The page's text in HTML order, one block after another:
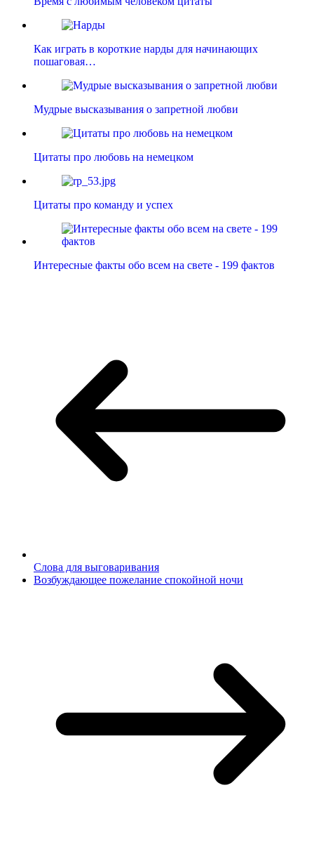
Как играть в короткие нарды для начинающих
пошаговая…
Мудрые высказывания о запретной любви
Цитаты про любовь на немецком
Цитаты про команду и успех
Интересные факты обо всем на свете - 199 фактов
Слова для выговаривания
Возбуждающее пожелание спокойной ночи